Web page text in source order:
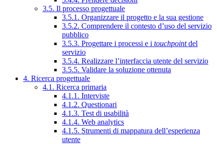
3.5. Il processo progettuale
3.5.1. Organizzare il progetto e la sua gestione
3.5.2. Comprendere il contesto d’uso del servizio
pubblico
3.5.3. Progettare i processi e i touchpointdel
servizio
3.5.4. Realizzare l’interfaccia utente del servizio
3.5.5. Validare la soluzione ottenuta
4. Ricerca progettuale
4.1. Ricerca primaria
4.1.1. Interviste
4.1.2. Questionari
4.1.3. Test di usabilità
4.1.4. Web analytics
4.1.5. Strumenti di mappatura dell’esperienza
utente